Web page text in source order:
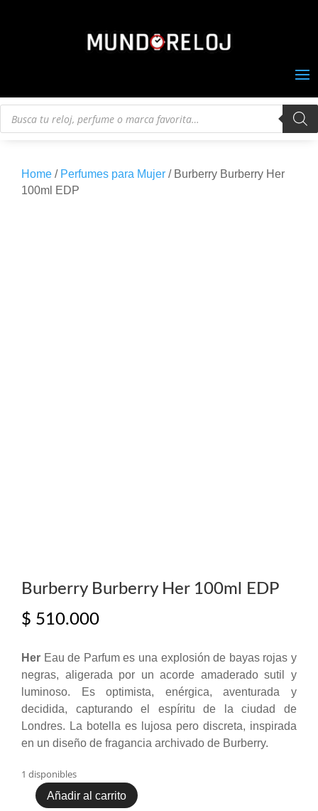
Búsqueda
Home / Perfumes para Mujer / Burberry Burberry Her
100ml EDP
Burberry Burberry Her 100ml EDP
$ 510.000
Her Eau de Parfum es una explosión de bayas rojas y
negras, aligerada por un acorde amaderado sutil y
luminoso. Es optimista, enérgica, aventurada y
decidida, capturando el espíritu de la ciudad de
Londres. La botella es lujosa pero discreta, inspirada
en un diseño de fragancia archivado de Burberry.
1 disponibles
Burberry
Añadir al carrito